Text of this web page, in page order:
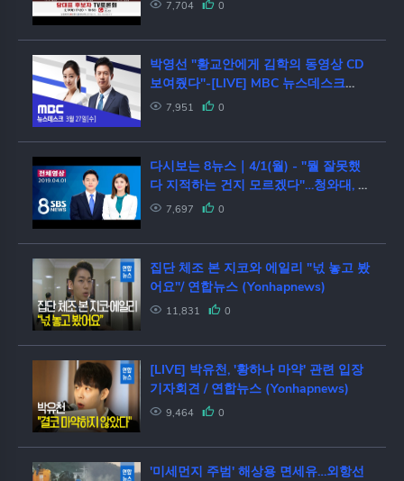
7,704 0
박영선 "황교안에게 김학의 동영상 CD
보여줬다"-[LIVE] MBC 뉴스데스크
2019년 03월 27일
7,951 0
다시보는 8뉴스｜4/1(월) - "뭘 잘못했
다 지적하는 건지 모르겠다"…청와대, 인
사검증 책임론 정면돌파 / SBS
7,697 0
집단 체조 본 지코와 에일리 "넋 놓고 봤
어요"/ 연합뉴스 (Yonhapnews)
11,831 0
[LIVE] 박유천, '황하나 마약' 관련 입장
기자회견 / 연합뉴스 (Yonhapnews)
9,464 0
'미세먼지 주범' 해상용 면세유…외항선